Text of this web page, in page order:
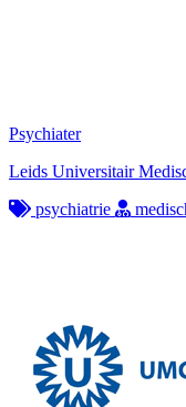
Psychiater
Leids Universitair
psychiatrie